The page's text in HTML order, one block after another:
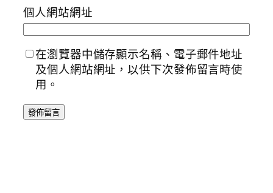
個人網站網址
在瀏覽器中儲存顯示名稱、電子郵件地址
及個人網站網址，以供下次發佈留言時使
用。